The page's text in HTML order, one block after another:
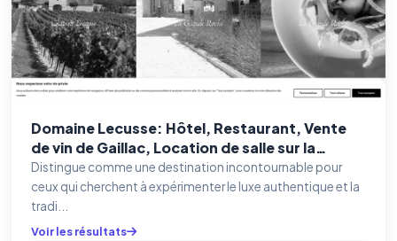
Domaine Lecusse: Hôtel, Restaurant, Vente
de vin de Gaillac, Location de salle sur la
commune de Broze dans le Tarn (81)
Distingue comme une destination incontournable pour
ceux qui cherchent à expérimenter le luxe authentique et la
tradi...
Voir les résultats